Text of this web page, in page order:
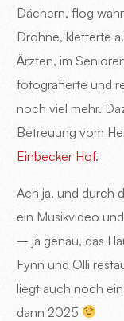
Dächern, flog
Drohne, kletterte
Ärzten, im
fotografierte und
noch viel mehr.
Betreuung vom
Einbecker Hof.
Ach ja, und durch
ein Musikvideo
– ja genau, das
Fynn und Olli
liegt auch noch
dann 2025